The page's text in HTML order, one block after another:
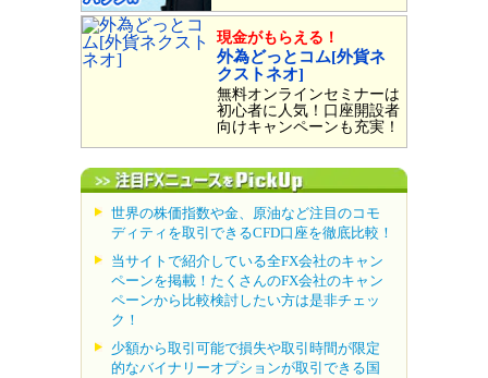
現金がもらえる！
外為どっとコム[外貨ネ
クストネオ]
無料オンラインセミナーは
初心者に人気！口座開設者
向けキャンペーンも充実！
世界の株価指数や金、原油など注目のコモ
ディティを取引できるCFD口座を徹底比較！
当サイトで紹介している全FX会社のキャン
ペーンを掲載！たくさんのFX会社のキャン
ペーンから比較検討したい方は是非チェッ
ク！
少額から取引可能で損失や取引時間が限定
的なバイナリーオプションが取引できる国